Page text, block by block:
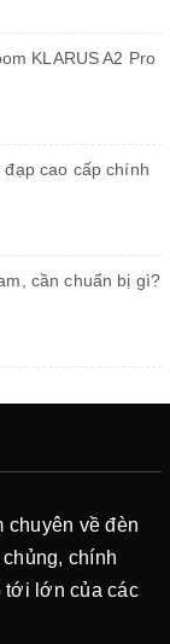
KLARUS A2 Pro
cao cấp chính
cần chuẩn bị gì?
chuyên về đèn
chính
tới lớn của các